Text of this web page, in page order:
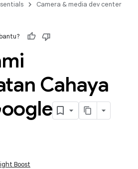
Camera & media dev center
Cahaya
Boost